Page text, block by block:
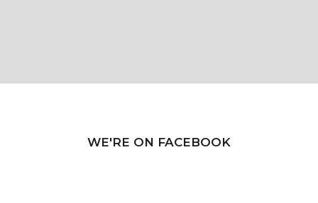
WE'RE ON FACEBOOK